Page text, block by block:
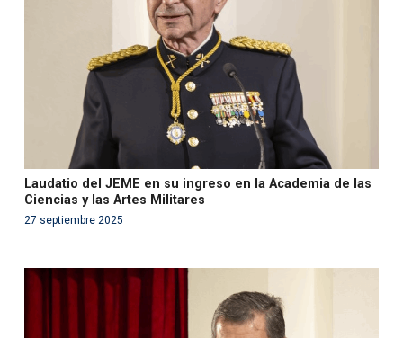
content/themes/fundcami/page-publicaciones.php
Laudatio del JEME en su ingreso en la Academia de las
Ciencias y las Artes Militares
27 septiembre 2025
: Use of undefined constant php - assumed
'php' (this will throw an Error in a future version of PHP)